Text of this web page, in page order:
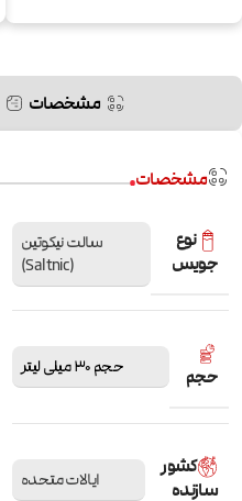
مشخصات
مشخصات
نوع
جویس
سالت نیکوتین
(Saltnic)
حجم حجم 30 میلی لیتر
کشور
سازنده
ایالات متحده